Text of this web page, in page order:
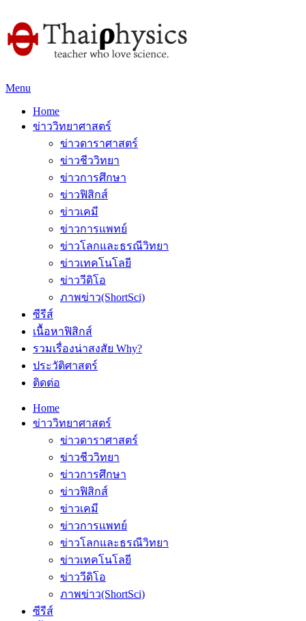
Menu
Home
ข่าววิทยาศาสตร์
ข่าวดาราศาสตร์
ข่าวชีววิทยา
ข่าวการศึกษา
ข่าวฟิสิกส์
ข่าวเคมี
ข่าวการแพทย์
ข่าวโลกและธรณีวิทยา
ข่าวเทคโนโลยี
ข่าววีดิโอ
ภาพข่าว(ShortSci)
ซีรีส์
เนื้อหาฟิสิกส์
รวมเรื่องน่าสงสัย Why?
ประวัติศาสตร์
ติดต่อ
Home
ข่าววิทยาศาสตร์
ข่าวดาราศาสตร์
ข่าวชีววิทยา
ข่าวการศึกษา
ข่าวฟิสิกส์
ข่าวเคมี
ข่าวการแพทย์
ข่าวโลกและธรณีวิทยา
ข่าวเทคโนโลยี
ข่าววีดิโอ
ภาพข่าว(ShortSci)
ซีรีส์